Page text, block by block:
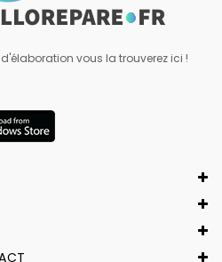
vous la trouverez ici !